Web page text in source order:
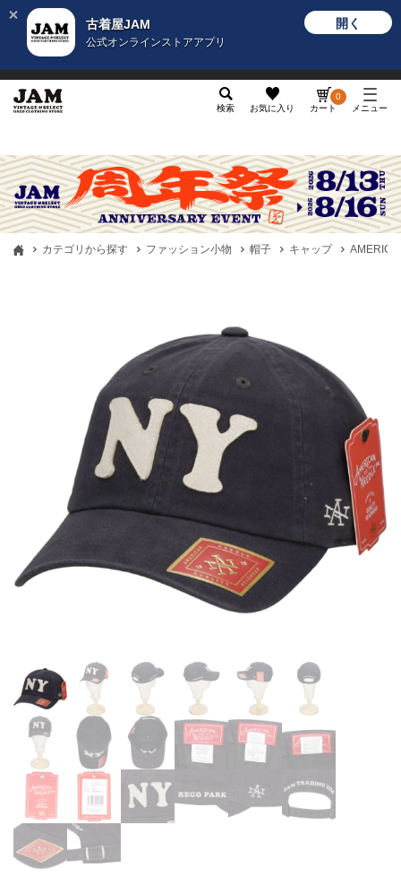
古着屋JAM
公式オンラインストアアプリ
開く
検索 お気に入り カート
0
メニュー
カテゴリから探す ファッション小物 帽子 キャップ